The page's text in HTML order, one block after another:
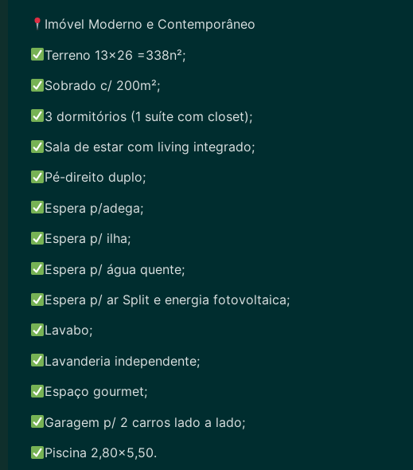
Imóvel Moderno e Contemporâneo
Terreno 13×26 =338n²;
Sobrado c/ 200m²;
3 dormitórios (1 suíte com closet);
Sala de estar com living integrado;
Pé-direito duplo;
Espera p/adega;
Espera p/ ilha;
Espera p/ água quente;
Espera p/ ar Split e energia fotovoltaica;
Lavabo;
Lavanderia independente;
Espaço gourmet;
Garagem p/ 2 carros lado a lado;
Piscina 2,80×5,50.